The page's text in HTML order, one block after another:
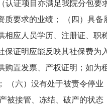
认证项目亦满足我院分包
质要求的业绩； （四）具
相应人员学历、注册证、
保证明应能反映其社保费
购置发票、产权证明；如
（六）没有处于被责令停
被接管、冻结、破产的状